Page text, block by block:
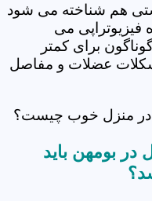
هم شناخته می شود
فیزیوتراپی می
برای کمتر
عضلات و مفاصل
در منزل خوب چیست؟
در بومهن باید